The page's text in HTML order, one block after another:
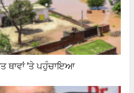
ਥਾਵਾਂ ’ਤੇ ਪਹੁੰਚਾਇਆ